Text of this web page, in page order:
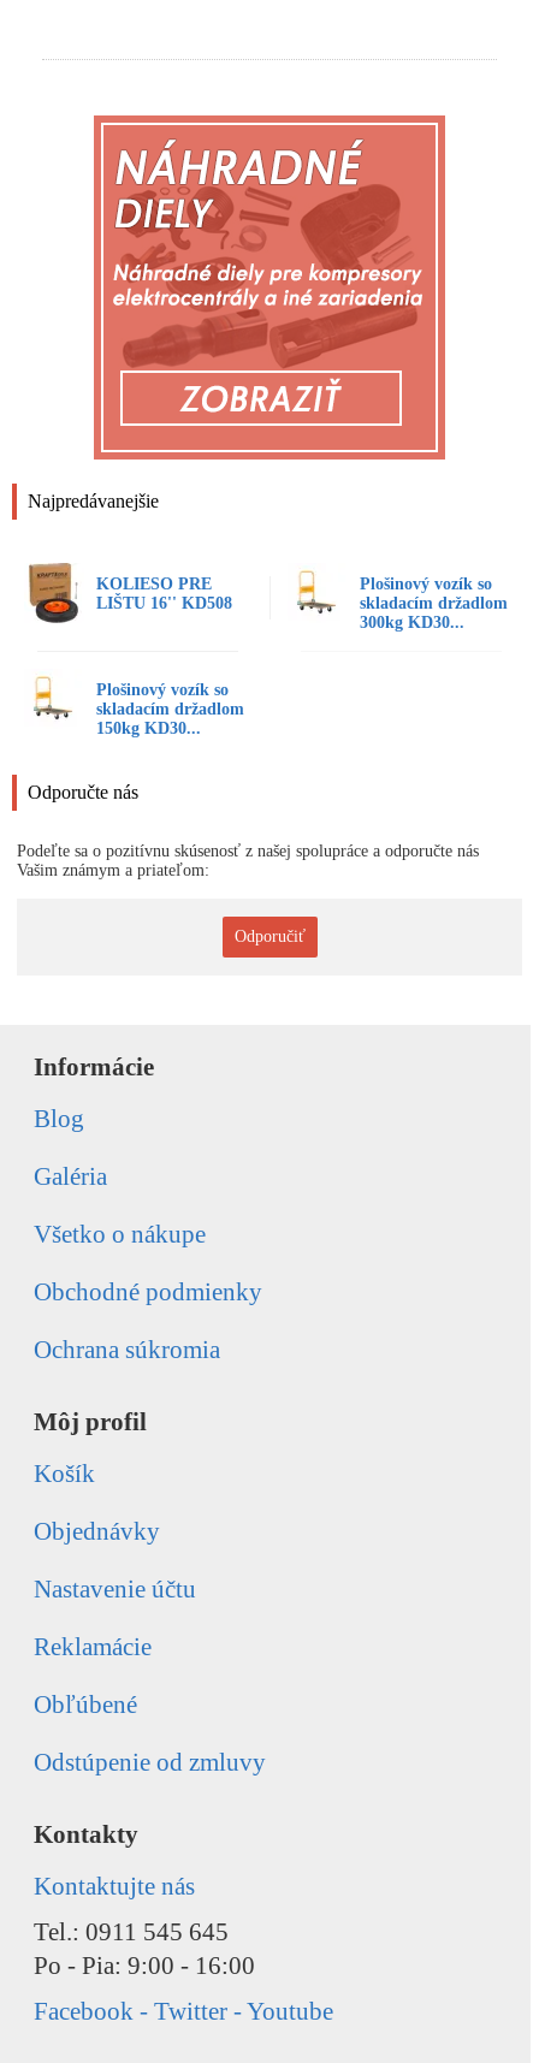
Najpredávanejšie
KOLIESO PRE
LIŠTU 16'' KD508
Plošinový vozík so
skladacím držadlom
300kg KD30...
Plošinový vozík so
skladacím držadlom
150kg KD30...
Odporučte nás
Podeľte sa o pozitívnu skúsenosť z našej spolupráce a odporučte nás
Vašim známym a priateľom:
Odporučiť
Informácie
Blog
Galéria
Všetko o nákupe
Obchodné podmienky
Ochrana súkromia
Môj profil
Košík
Objednávky
Nastavenie účtu
Reklamácie
Obľúbené
Odstúpenie od zmluvy
Kontakty
Kontaktujte nás
Tel.: 0911 545 645
Po - Pia: 9:00 - 16:00
Facebook - Twitter - Youtube